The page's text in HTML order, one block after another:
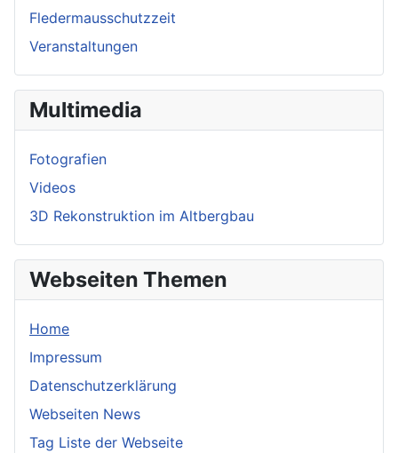
Fledermausschutzzeit
Veranstaltungen
Multimedia
Fotografien
Videos
3D Rekonstruktion im Altbergbau
Webseiten Themen
Home
Impressum
Datenschutzerklärung
Webseiten News
Tag Liste der Webseite